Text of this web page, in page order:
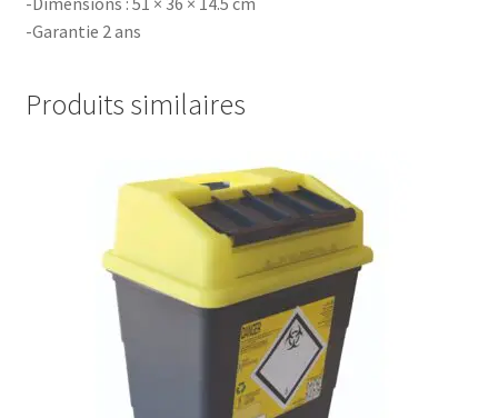
-Garantie 2 ans
Produits similaires